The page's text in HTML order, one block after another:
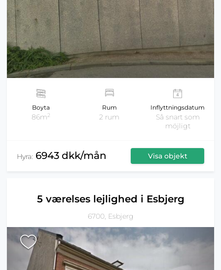
Boyta
86m2
Rum
2 rum
Inflyttningsdatum
Så snart som
möjligt
Hyra: 6943 dkk/mån Visa objekt
5 værelses lejlighed i Esbjerg
6700, Esbjerg